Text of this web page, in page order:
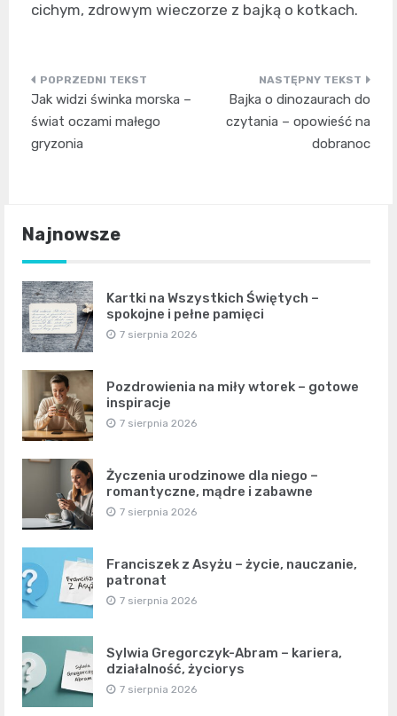
cichym, zdrowym wieczorze z bajką o kotkach.
Nawigacja
wpisu
Jak widzi świnka morska –
świat oczami małego
gryzonia
Bajka o dinozaurach do
czytania – opowieść na
dobranoc
Najnowsze
Kartki na Wszystkich Świętych –
spokojne i pełne pamięci
7 sierpnia 2026
Pozdrowienia na miły wtorek – gotowe
inspiracje
7 sierpnia 2026
Życzenia urodzinowe dla niego –
romantyczne, mądre i zabawne
7 sierpnia 2026
Franciszek z Asyżu – życie, nauczanie,
patronat
7 sierpnia 2026
Sylwia Gregorczyk-Abram – kariera,
działalność, życiorys
7 sierpnia 2026